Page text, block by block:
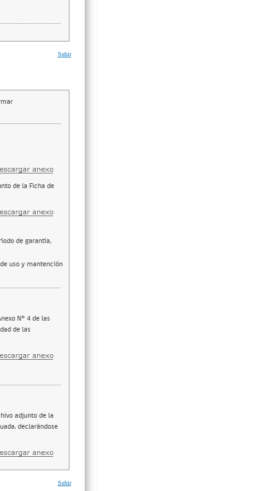
Subir
de la Ficha de
de garantía,
uso y mantención
N° 4 de las
de las
adjunto de la
declarándose
Subir